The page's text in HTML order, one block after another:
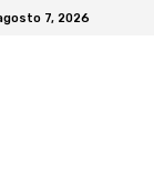
7, 2026